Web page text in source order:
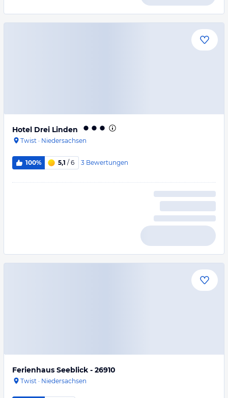
Hotel Drei Linden
Twist · Niedersachsen
100% 5,1 / 6 3 Bewertungen
Ferienhaus Seeblick - 26910
Twist · Niedersachsen